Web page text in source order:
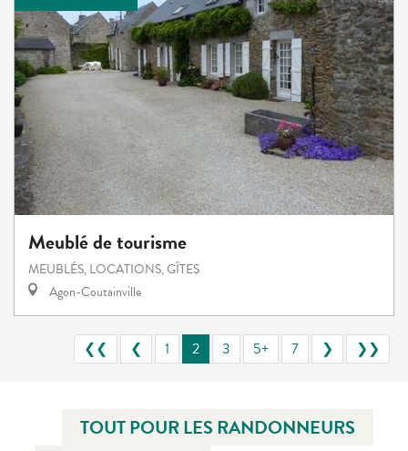
Meublé de tourisme
MEUBLÉS, LOCATIONS, GÎTES
Agon-Coutainville
❮❮ ❮ 1 2 3 5+ 7 ❯ ❯❯
TOUT POUR LES RANDONNEURS